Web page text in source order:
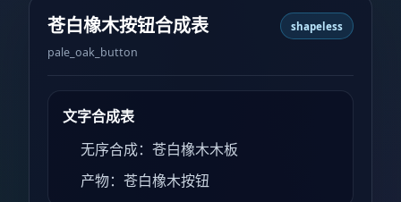
苍白橡木按钮合成表
pale_oak_button
shapeless
文字合成表
无序合成：苍白橡木木板
产物：苍白橡木按钮